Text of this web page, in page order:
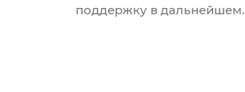
поддержку в дальнейшем.